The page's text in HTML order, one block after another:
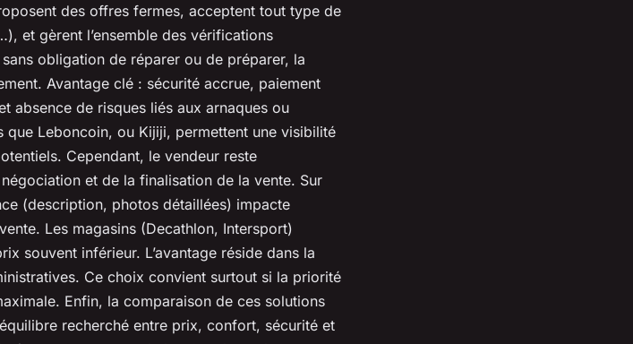
des offres fermes, acceptent tout type de
et gèrent l’ensemble des vérifications
obligation de réparer ou de préparer, la
Avantage clé : sécurité accrue, paiement
absence de risques liés aux arnaques ou
que Leboncoin, ou Kijiji, permettent une visibilité
Cependant, le vendeur reste
et de la finalisation de la vente. Sur
(description, photos détaillées) impacte
Les magasins (Decathlon, Intersport)
souvent inférieur. L’avantage réside dans la
Ce choix convient surtout si la priorité
Enfin, la comparaison de ces solutions
recherché entre prix, confort, sécurité et